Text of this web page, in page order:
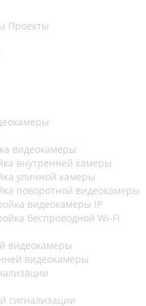
Проекты
видеокамеры
внутренней камеры
уличной камеры
поворотной видеокамеры
видеокамеры IP
беспроводной Wi-Fi
видеокамеры
видеокамеры
сигнализации